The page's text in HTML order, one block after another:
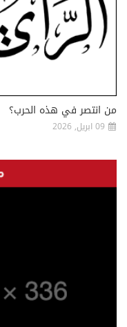
من انتصر في هذه الحرب؟
09 ابريل, 2026